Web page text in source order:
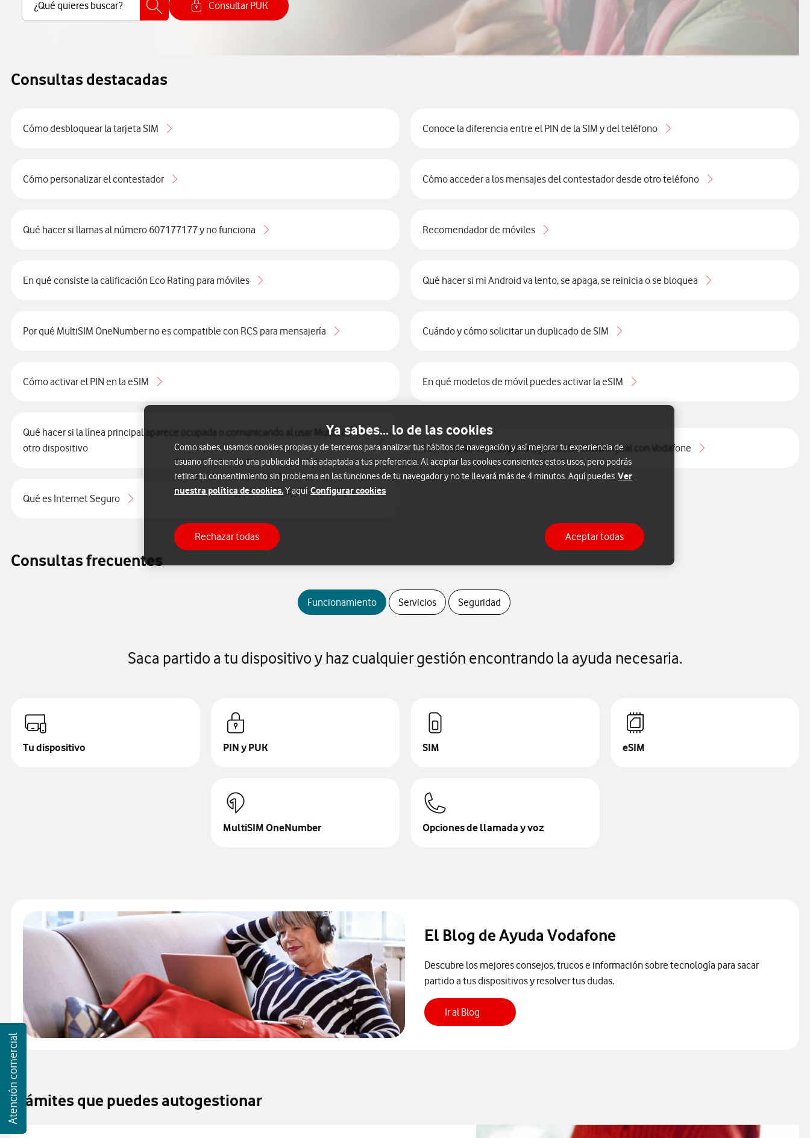
¿Qué quieres buscar?
Buscar Contenido
Consultar PUK
Cómo consultar el PUK
Consultas destacadas
Cómo desbloquear la tarjeta SIM Conoce la diferencia entre el PIN de la SIM y del teléfono
Cómo personalizar el contestador Cómo acceder a los mensajes del contestador desde otro teléfono
Qué hacer si llamas al número 607177177 y no funciona Recomendador de móviles
En qué consiste la calificación Eco Rating para móviles Qué hacer si mi Android va lento, se apaga, se reinicia o se bloquea
Por qué MultiSIM OneNumber no es compatible con RCS para mensajería Cuándo y cómo solicitar un duplicado de SIM
Cómo activar el PIN en la eSIM En qué modelos de móvil puedes activar la eSIM
Qué hacer si la línea principal aparece ocupada o comunicando al usar MultiSIM en
otro dispositivo
Cómo evitar estafas y proteger tu identidad digital con Vodafone
Qué es Internet Seguro
Consultas frecuentes
Funcionamiento Servicios Seguridad
Saca partido a tu dispositivo y haz cualquier gestión encontrando la ayuda necesaria.
Tu dispositivo PIN y PUK SIM eSIM
MultiSIM OneNumber Opciones de llamada y voz
El Blog de Ayuda Vodafone
Descubre los mejores consejos, trucos e información sobre tecnología para sacar
partido a tus dispositivos y resolver tus dudas.
Ir al Blog
Atención comercial
Trámites que puedes autogestionar
Ya sabes... lo de las cookies
Como sabes, usamos cookies propias y de terceros para analizar tus hábitos de navegación y así mejorar tu experiencia de
usuario ofreciendo una publicidad más adaptada a tus preferencia. Al aceptar las cookies consientes estos usos, pero podrás
retirar tu consentimiento sin problema en las funciones de tu navegador y no te llevará más de 4 minutos. Aquí puedes Ver
nuestra política de cookies.Y aquí Configurar cookies
Rechazar todas Aceptar todas